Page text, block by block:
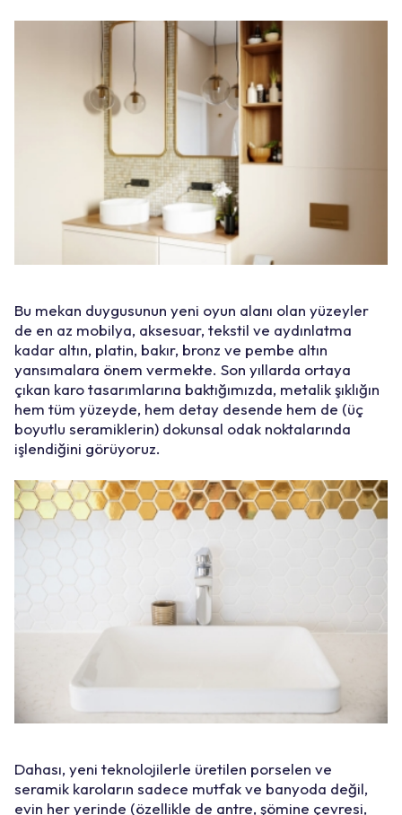
Bu mekan duygusunun yeni oyun alanı olan yüzeyler
de en az mobilya, aksesuar, tekstil ve aydınlatma
kadar altın, platin, bakır, bronz ve pembe altın
yansımalara önem vermekte. Son yıllarda ortaya
çıkan karo tasarımlarına baktığımızda, metalik şıklığın
hem tüm yüzeyde, hem detay desende hem de (üç
boyutlu seramiklerin) dokunsal odak noktalarında
işlendiğini görüyoruz.
Dahası, yeni teknolojilerle üretilen porselen ve
seramik karoların sadece mutfak ve banyoda değil,
evin her yerinde (özellikle de antre, şömine çevresi,